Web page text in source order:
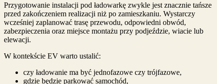
Przygotowanie instalacji pod ładowarkę zwykle jest znacznie tańsze
przed zakończeniem realizacji niż po zamieszkaniu. Wystarczy
wcześniej zaplanować trasę przewodu, odpowiedni obwód,
zabezpieczenia oraz miejsce montażu przy podjeździe, wiacie lub
elewacji.
W kontekście EV warto ustalić:
czy ładowanie ma być jednofazowe czy trójfazowe,
gdzie będzie parkować samochód,